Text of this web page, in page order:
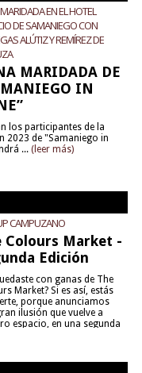
EN EL HOTEL
DE SAMANIEGO CON
ALÚTIZ Y REMÍREZ DE
MARIDADA DE
IN
los participantes de la
2023 de "Samaniego in
... (leer más)
CAMPUZANO
Colours Market -
Edición
con ganas de The
Market? Si es así, estás
porque anunciamos
ilusión que vuelve a
espacio, en una segunda